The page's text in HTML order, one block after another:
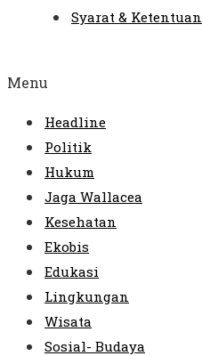
Syarat & Ketentuan
Menu
Headline
Politik
Hukum
Jaga Wallacea
Kesehatan
Ekobis
Edukasi
Lingkungan
Wisata
Sosial- Budaya